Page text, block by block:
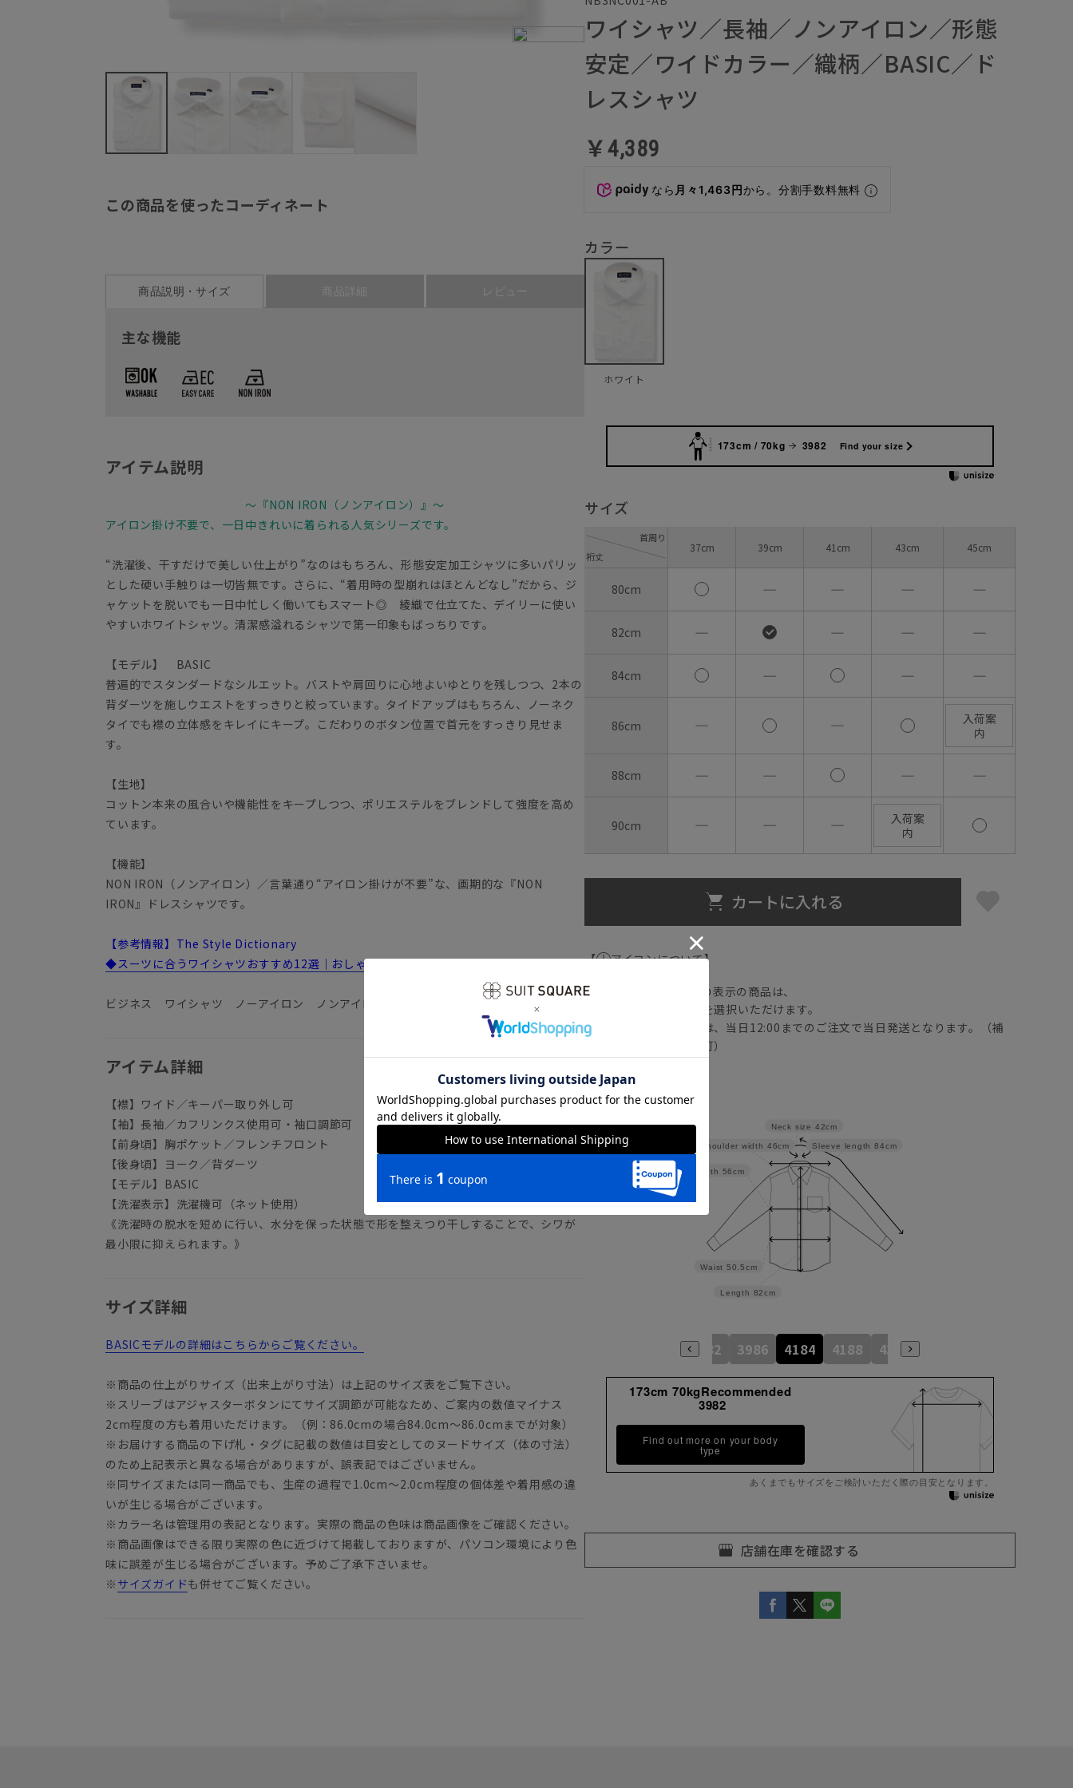
この商品を使ったコーディネート
商品説明・サイズ 商品詳細 レビュー
主な機能
アイテム説明
～『NON IRON（ノンアイロン）』～
アイロン掛け不要で、一日中きれいに着られる人気シリーズです。
“洗濯後、干すだけで美しい仕上がり”なのはもちろん、形態安定加工シャツに多いパリッ
とした硬い手触りは一切皆無です。さらに、“着用時の型崩れはほとんどなし”だから、ジ
ャケットを脱いでも一日中忙しく働いてもスマート◎ 綾織で仕立てた、デイリーに使い
やすいホワイトシャツ。清潔感溢れるシャツで第一印象もばっちりです。
【モデル】 BASIC
普遍的でスタンダードなシルエット。バストや肩回りに心地よいゆとりを残しつつ、2本の
背ダーツを施しウエストをすっきりと絞っています。タイドアップはもちろん、ノーネク
タイでも襟の立体感をキレイにキープ。こだわりのボタン位置で首元をすっきり見せま
す。
【生地】
コットン本来の風合いや機能性をキープしつつ、ポリエステルをブレンドして強度を高め
ています。
【機能】
NON IRON（ノンアイロン）／言葉通り“アイロン掛けが不要”な、画期的な『NON
IRON』ドレスシャツです。
【参考情報】The Style Dictionary
◆スーツに合うワイシャツおすすめ12選｜おしゃれ＆失敗しないシャツの選び方
ビジネス ワイシャツ ノーアイロン ノンアイロン イージーケア 形態安定
アイテム詳細
【襟】ワイド／キーパー取り外し可
【袖】長袖／カフリンクス使用可・袖口調節可
【前身頃】胸ポケット／フレンチフロント
【後身頃】ヨーク／背ダーツ
【モデル】BASIC
【洗濯表示】洗濯機可（ネット使用）
《洗濯時の脱水を短めに行い、水分を保った状態で形を整えつり干しすることで、シワが
最小限に抑えられます。》
サイズ詳細
BASICモデルの詳細はこちらからご覧ください。
※商品の仕上がりサイズ（出来上がり寸法）は上記のサイズ表をご覧下さい。
※スリーブはアジャスターボタンにてサイズ調節が可能なため、ご案内の数値マイナス
2cm程度の方も着用いただけます。（例：86.0cmの場合84.0cm～86.0cmまでが対象）
※お届けする商品の下げ札・タグに記載の数値は目安としてのヌードサイズ（体の寸法）
のため上記表示と異なる場合がありますが、誤表記ではございません。
※同サイズまたは同一商品でも、生産の過程で1.0cm～2.0cm程度の個体差や着用感の違
いが生じる場合がございます。
※カラー名は管理用の表記となります。実際の商品の色味は商品画像をご確認ください。
※商品画像はできる限り実際の色に近づけて掲載しておりますが、パソコン環境により色
味に誤差が生じる場合がございます。予めご了承下さいませ。
※ サイズガイドも併せてご覧ください。
ワイシャツ／長袖／ノンアイロン／形態
安定／ワイドカラー／織柄／BASIC／ド
レスシャツ
￥4,389
なら 月々1,463円から。分割手数料無料
カラー
ホワイト
173cm / 70kg 3982 Find your size
サイズ
裄丈
首周り
37cm 39cm 41cm 43cm 45cm
80cm ― ― ― ―
82cm ― ― ― ―
84cm ― ― ―
86cm ― ―
入荷案
内
88cm ― ― ― ―
90cm ― ― ―
入荷案
内
カートに入れる
【 アイコンについて】
の表示の商品は、
注文画面でお急ぎ発送を選択いただけます。
さらにメルマガ会員様は、当日12:00までのご注文で当日発送となります。（補
正商品の場合は対応不可）
Sleeve length 84cm
Neck size 42cm
Length 82cm
Waist 50.5cm
Width 56cm
Shoulder width 46cm
3982 3986 4184 4188 4386
173cm 70kgRecommended
3982
Find out more on your body
type
あくまでもサイズをご検討いただく際の目安となります。